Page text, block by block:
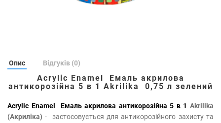
Опис Відгуків (0)
Acrylic Enamel Емаль акрилова
антикорозійна 5 в 1 Akrilika 0,75 л зелений
Acrylic Enamel Емаль акрилова антикорозійна 5 в 1 Akrilika
(Акриліка) - застосовується для антикорозійного захисту та